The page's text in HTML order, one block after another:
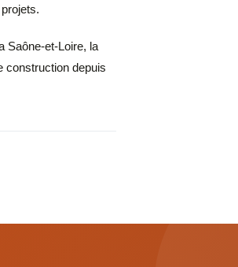
Saône-et-Loire, la
construction depuis